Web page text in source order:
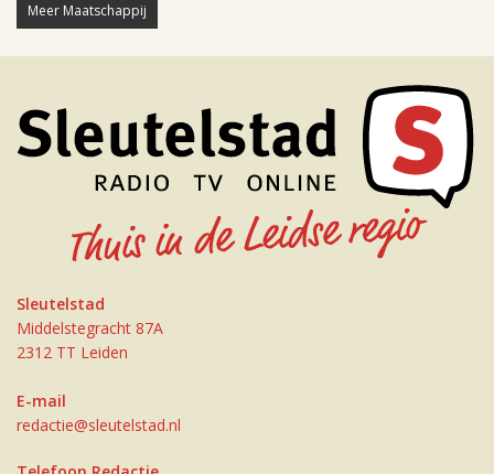
Meer Maatschappij
Sleutelstad
Middelstegracht 87A
2312 TT Leiden
E-mail
redactie@sleutelstad.nl